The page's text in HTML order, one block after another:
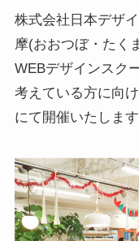
株式会社日本デザ
摩(おおつぼ・たく
WEBデザインスク
考えている方に向
にて開催いたします